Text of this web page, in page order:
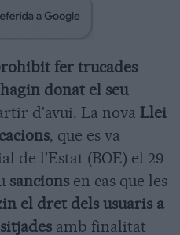
fer trucades
donat el seu
d'avui. La nova Llei
, que es va
de l'Estat (BOE) el 29
sancions en cas que les
el dret dels usuaris a
amb finalitat